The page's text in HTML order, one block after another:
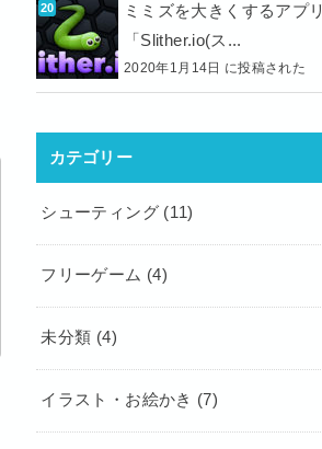
ミミズを大きくするアプリ
「Slither.io(ス...
2020年1月14日 に投稿された
カテゴリー
シューティング (11)
フリーゲーム (4)
未分類 (4)
イラスト・お絵かき (7)